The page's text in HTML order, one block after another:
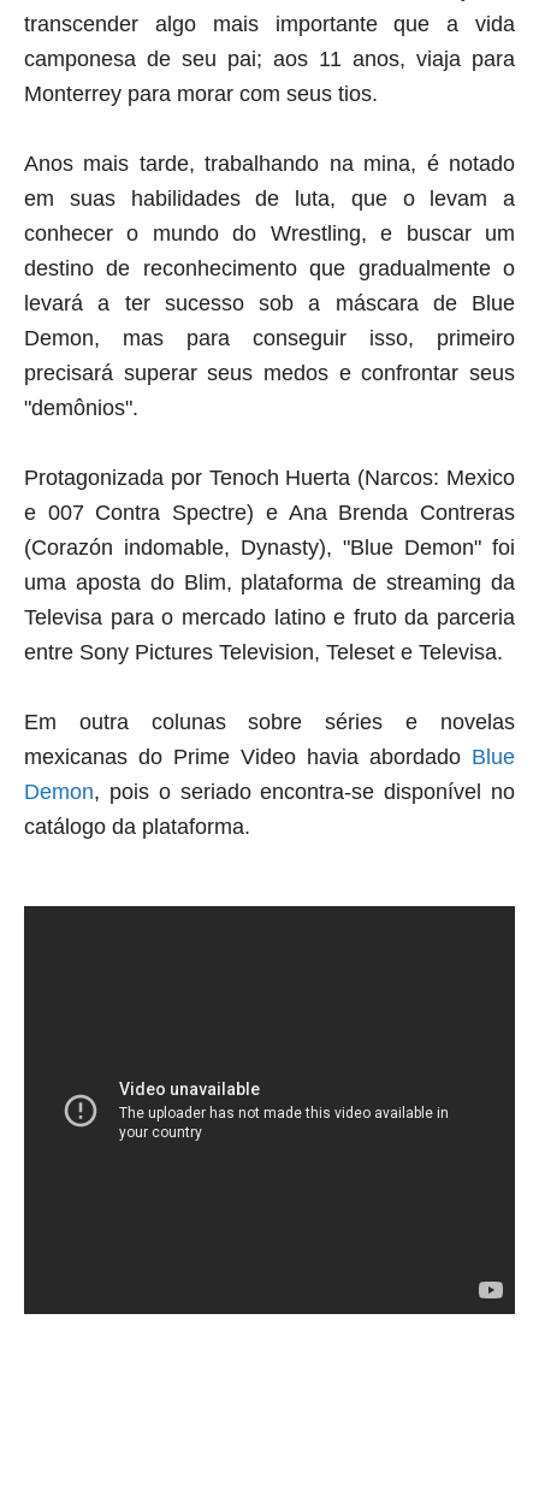
transcender algo mais importante que a vida
camponesa de seu pai; aos 11 anos, viaja para
Monterrey para morar com seus tios.
Anos mais tarde, trabalhando na mina, é notado
em suas habilidades de luta, que o levam a
conhecer o mundo do Wrestling, e buscar um
destino de reconhecimento que gradualmente o
levará a ter sucesso sob a máscara de Blue
Demon, mas para conseguir isso, primeiro
precisará superar seus medos e confrontar seus
"demônios".
Protagonizada por Tenoch Huerta (Narcos: Mexico
e 007 Contra Spectre) e Ana Brenda Contreras
(Corazón indomable, Dynasty), "Blue Demon" foi
uma aposta do Blim, plataforma destreamingda
Televisa para o mercado latino e fruto da parceria
entre Sony Pictures Television, Teleset e Televisa.
Em outra colunas sobre séries e novelas
mexicanas do Prime Video havia abordado Blue
Demon, pois o seriado encontra-se disponível no
catálogo da plataforma.